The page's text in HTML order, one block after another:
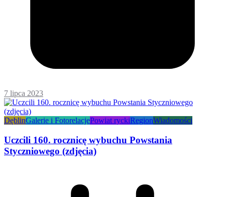
7 lipca 2023
DęblinGalerie i FotorelacjePowiat ryckiRegionWiadomości
Uczcili 160. rocznicę wybuchu Powstania
Styczniowego (zdjęcia)